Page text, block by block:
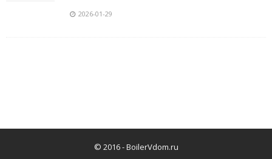
2026-01-29
© 2016 -BoilerVdom.ru